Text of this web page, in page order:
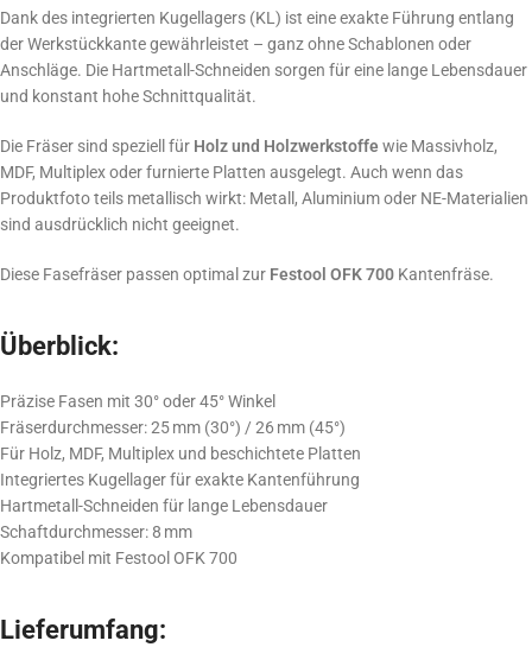
Dank des integrierten Kugellagers (KL) ist eine exakte Führung entlang
der Werkstückkante gewährleistet – ganz ohne Schablonen oder
Anschläge. Die Hartmetall-Schneiden sorgen für eine lange Lebensdauer
und konstant hohe Schnittqualität.
Die Fräser sind speziell für Holz und Holzwerkstoffe wie Massivholz,
MDF, Multiplex oder furnierte Platten ausgelegt. Auch wenn das
Produktfoto teils metallisch wirkt: Metall, Aluminium oder NE-Materialien
sind ausdrücklich nicht geeignet.
Diese Fasefräser passen optimal zur Festool OFK 700 Kantenfräse.
Überblick:
Präzise Fasen mit 30° oder 45° Winkel
Fräserdurchmesser: 25 mm (30°) / 26 mm (45°)
Für Holz, MDF, Multiplex und beschichtete Platten
Integriertes Kugellager für exakte Kantenführung
Hartmetall-Schneiden für lange Lebensdauer
Schaftdurchmesser: 8 mm
Kompatibel mit Festool OFK 700
Lieferumfang: